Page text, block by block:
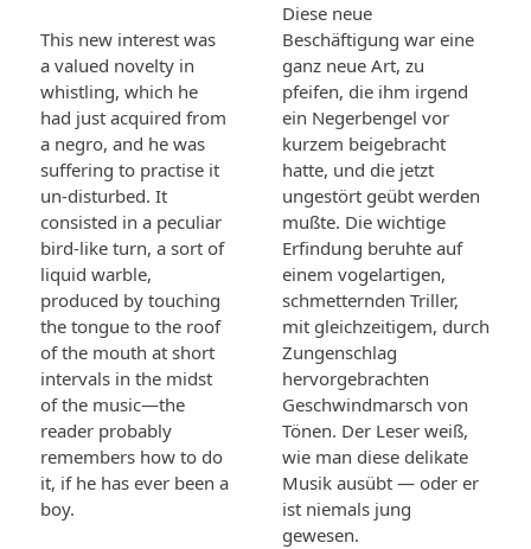
This new interest was
a valued novelty in
whistling, which he
had just acquired from
a negro, and he was
suffering to practise it
un-disturbed. It
consisted in a peculiar
bird-like turn, a sort of
liquid warble,
produced by touching
the tongue to the roof
of the mouth at short
intervals in the midst
of the music—the
reader probably
remembers how to do
it, if he has ever been a
boy.
Diese neue
Beschäftigung war eine
ganz neue Art, zu
pfeifen, die ihm irgend
ein Negerbengel vor
kurzem beigebracht
hatte, und die jetzt
ungestört geübt werden
mußte. Die wichtige
Erfindung beruhte auf
einem vogelartigen,
schmetternden Triller,
mit gleichzeitigem, durch
Zungenschlag
hervorgebrachten
Geschwindmarsch von
Tönen. Der Leser weiß,
wie man diese delikate
Musik ausübt — oder er
ist niemals jung
gewesen.